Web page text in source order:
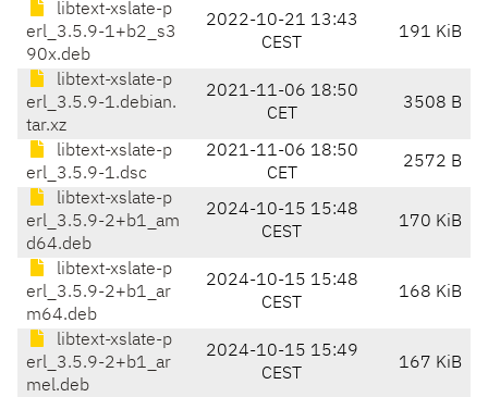
libtext-xslate-p
erl_3.5.9-1+b2_s3
90x.deb
2022-10-21 13:43
CEST
191 KiB
libtext-xslate-p
erl_3.5.9-1.debian.
tar.xz
2021-11-06 18:50
CET
3508 B
libtext-xslate-p
erl_3.5.9-1.dsc
2021-11-06 18:50
CET
2572 B
libtext-xslate-p
erl_3.5.9-2+b1_am
d64.deb
2024-10-15 15:48
CEST
170 KiB
libtext-xslate-p
erl_3.5.9-2+b1_ar
m64.deb
2024-10-15 15:48
CEST
168 KiB
libtext-xslate-p
erl_3.5.9-2+b1_ar
mel.deb
2024-10-15 15:49
CEST
167 KiB